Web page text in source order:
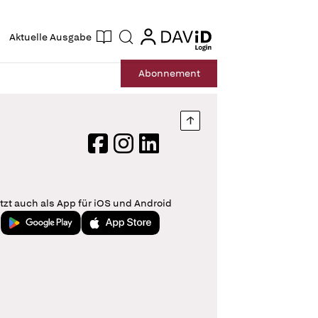
Aktuelle Ausgabe Suche login
login
Abonnement
Nach oben springen
FacebookInstagram
LinkedIn
auch als App für iOS und Android
Jetzt bei Google PlayLaden im App Store